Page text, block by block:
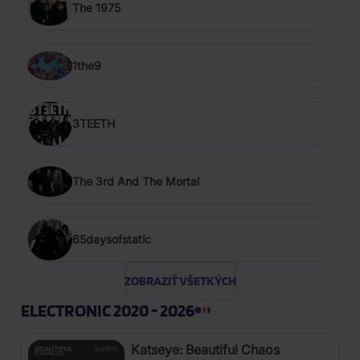
The 1975
1the9
3TEETH
The 3rd And The Mortal
65daysofstatic
ZOBRAZIŤ VŠETKÝCH
ELECTRONIC 2020 - 2026
Katseye: Beautiful Chaos